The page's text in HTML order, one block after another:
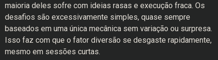
maioria deles sofre com ideias rasas e execução fraca. Os
desafios são excessivamente simples, quase sempre
baseados em uma única mecânica sem variação ou surpresa.
Isso faz com que o fator diversão se desgaste rapidamente,
mesmo em sessões curtas.